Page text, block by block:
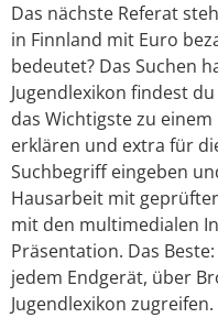
Das nächste Referat
in Finnland mit Euro
bedeutet? Das Suchen
Jugendlexikon findest
das Wichtigste zu
erklären und extra für
Suchbegriff eingeben
Hausarbeit mit
mit den multimedialen
Präsentation. Das
jedem Endgerät, über
Jugendlexikon zugreifen.